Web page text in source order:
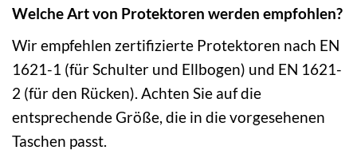
Welche Art von Protektoren werden empfohlen?
Wir empfehlen zertifizierte Protektoren nach EN
1621-1 (für Schulter und Ellbogen) und EN 1621-
2 (für den Rücken). Achten Sie auf die
entsprechende Größe, die in die vorgesehenen
Taschen passt.